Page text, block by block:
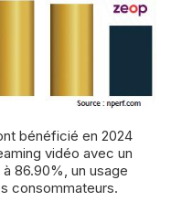
vidéo avec un
86.90%, un usage
consommateurs.